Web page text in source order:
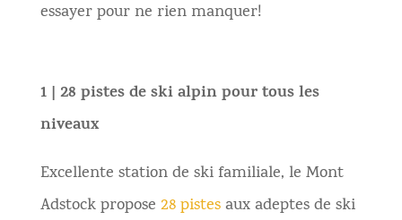
essayer pour ne rien manquer!
1 | 28 pistes de ski alpin pour tous les
niveaux
Excellente station de ski familiale, le Mont
Adstock propose 28 pistesaux adeptes de ski